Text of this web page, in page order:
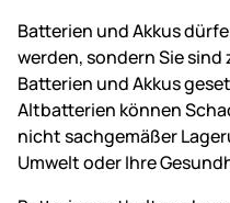
Batterien und Akkus
werden, sondern Sie
Batterien und Akkus
Altbatterien können
nicht sachgemäßer
Umwelt oder Ihre